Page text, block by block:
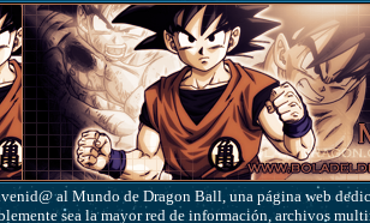
al Mundo de Dragon Ball, una página web
sea la mayor red de información, archivos